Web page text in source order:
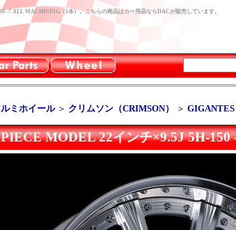
-7 ALL MACHINING（1本）。こちらの商品はカー用品ならDACが販売しています。
ミホイール＞ クリムソン（CRIMSON） ＞
MODEL 22インチ×9.5J 5H-